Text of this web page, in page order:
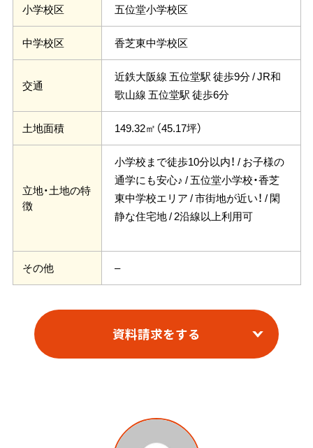
小学校区 五位堂小学校区
中学校区 香芝東中学校区
交通
近鉄大阪線 五位堂駅 徒歩9分 / JR和
歌山線 五位堂駅 徒歩6分
土地面積 149.32㎡（45.17坪）
立地・土地の特
徴
小学校まで徒歩10分以内！ / お子様の
通学にも安心♪ / 五位堂小学校・香芝
東中学校エリア / 市街地が近い！ / 閑
静な住宅地 / 2沿線以上利用可
その他 –
資料請求をする